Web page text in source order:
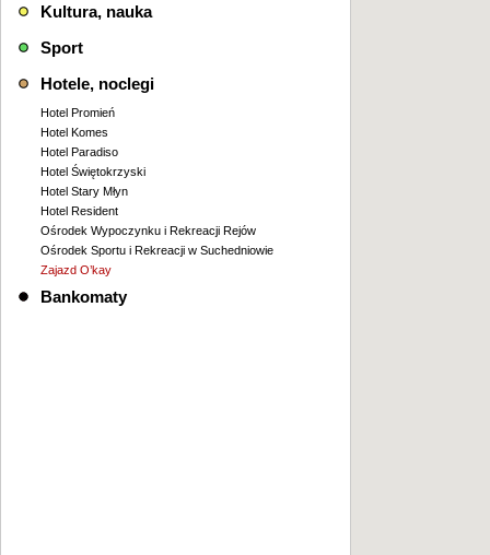
Kultura, nauka
Sport
Hotele, noclegi
Hotel Promień
Hotel Komes
Hotel Paradiso
Hotel Świętokrzyski
Hotel Stary Młyn
Hotel Resident
Ośrodek Wypoczynku i Rekreacji Rejów
Ośrodek Sportu i Rekreacji w Suchedniowie
Zajazd O’kay
Bankomaty